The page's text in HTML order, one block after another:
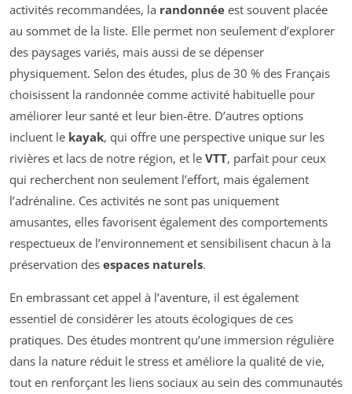
activités recommandées, la randonnée est souvent placée
au sommet de la liste. Elle permet non seulement d’explorer
des paysages variés, mais aussi de se dépenser
physiquement. Selon des études, plus de 30 % des Français
choisissent la randonnée comme activité habituelle pour
améliorer leur santé et leur bien-être. D’autres options
incluent le kayak, qui offre une perspective unique sur les
rivières et lacs de notre région, et le VTT, parfait pour ceux
qui recherchent non seulement l’effort, mais également
l’adrénaline. Ces activités ne sont pas uniquement
amusantes, elles favorisent également des comportements
respectueux de l’environnement et sensibilisent chacun à la
préservation des espaces naturels.
En embrassant cet appel à l’aventure, il est également
essentiel de considérer les atouts écologiques de ces
pratiques. Des études montrent qu’une immersion régulière
dans la nature réduit le stress et améliore la qualité de vie,
tout en renforçant les liens sociaux au sein des communautés